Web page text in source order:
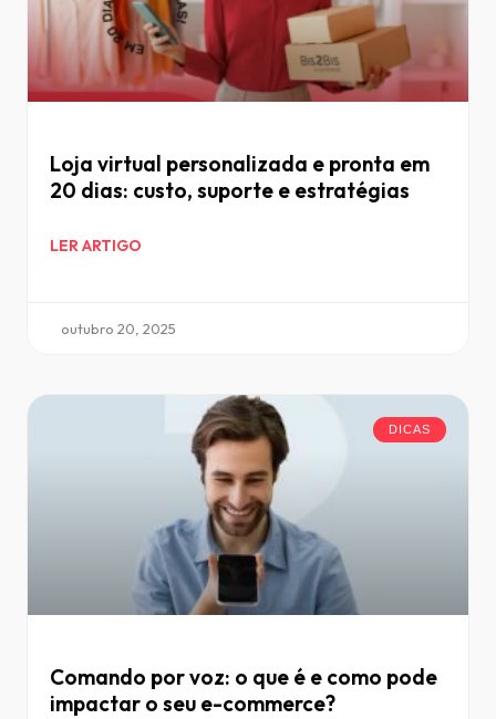
Loja virtual personalizada e pronta em
20 dias: custo, suporte e estratégias
LER ARTIGO
outubro 20, 2025
DICAS
Comando por voz: o que é e como pode
impactar o seu e-commerce?